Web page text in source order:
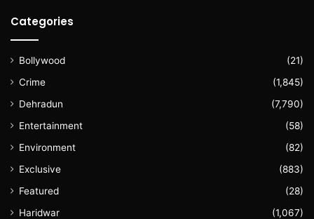
Categories
Bollywood
(21)
Crime
(1,845)
Dehradun
(7,790)
Entertainment
(58)
Environment
(82)
Exclusive
(883)
Featured
(28)
Haridwar
(1,067)